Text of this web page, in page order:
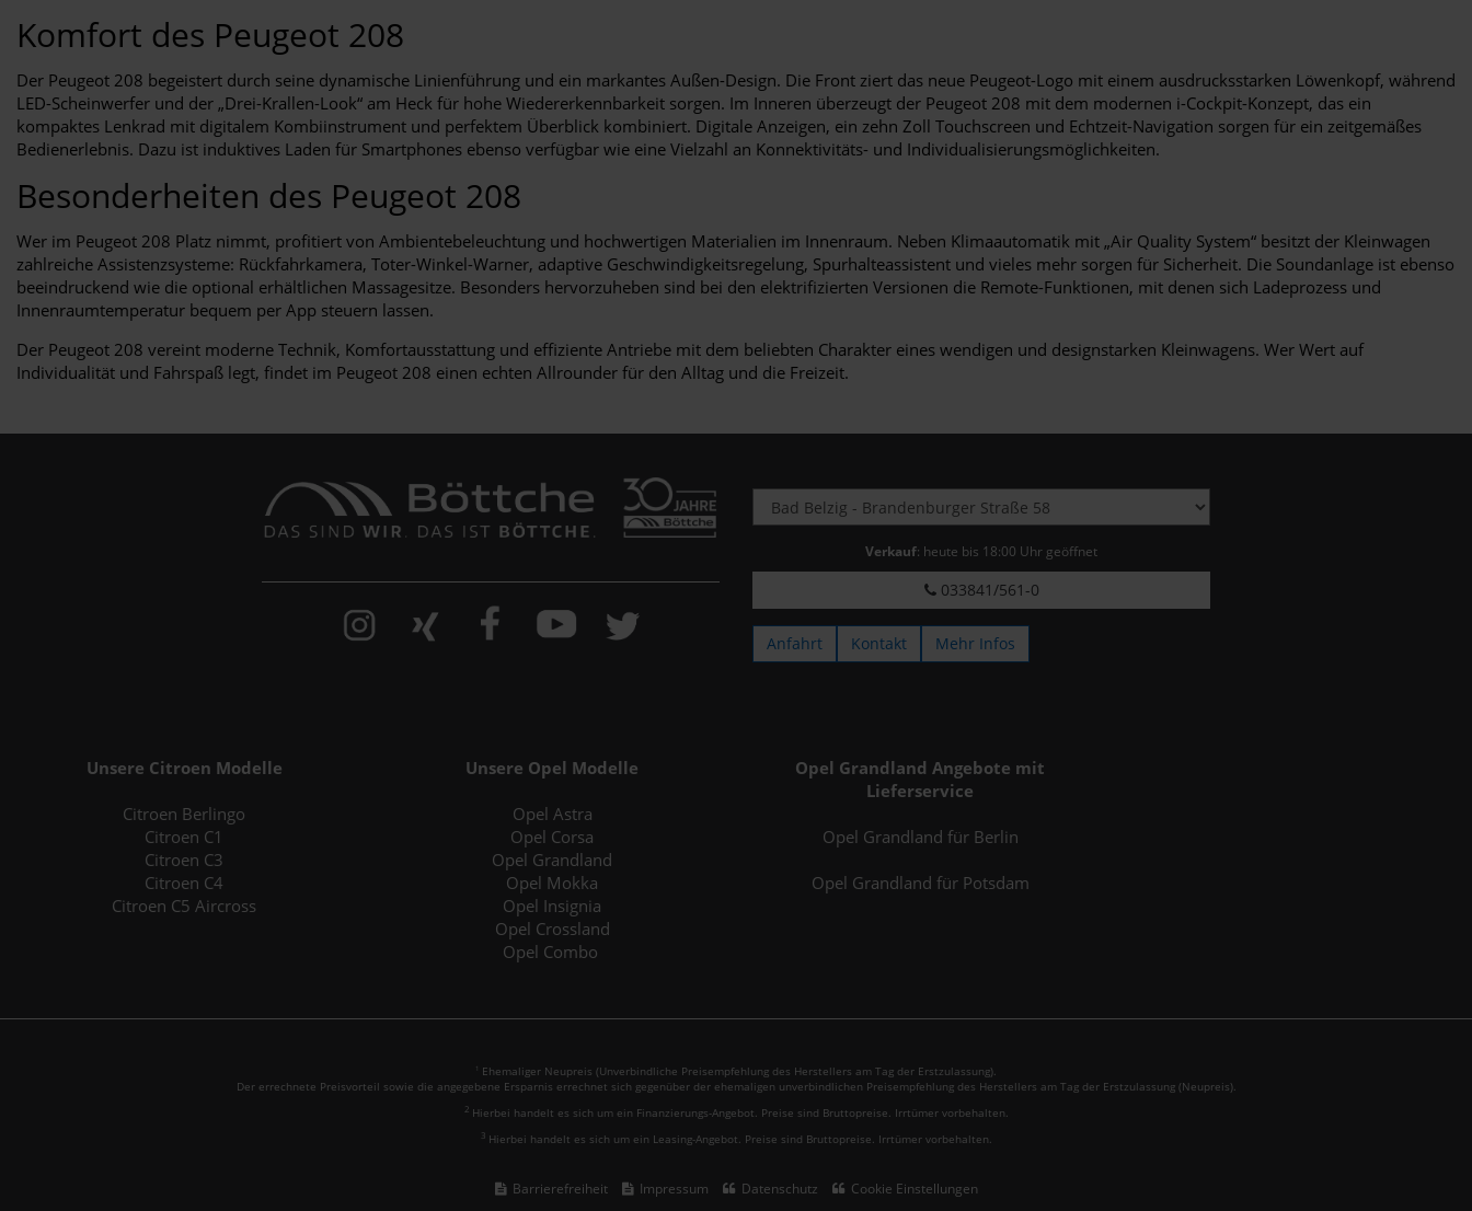
Komfort des Peugeot 208
Der Peugeot 208 begeistert durch seine dynamische Linienführung und ein markantes Außen-Design. Die Front ziert das neue Peugeot-Logo mit einem ausdrucksstarken Löwenkopf, während
LED-Scheinwerfer und der „Drei-Krallen-Look“ am Heck für hohe Wiedererkennbarkeit sorgen. Im Inneren überzeugt der Peugeot 208 mit dem modernen i-Cockpit-Konzept, das ein
kompaktes Lenkrad mit digitalem Kombiinstrument und perfektem Überblick kombiniert. Digitale Anzeigen, ein zehn Zoll Touchscreen und Echtzeit-Navigation sorgen für ein zeitgemäßes
Bedienerlebnis. Dazu ist induktives Laden für Smartphones ebenso verfügbar wie eine Vielzahl an Konnektivitäts- und Individualisierungsmöglichkeiten.
Besonderheiten des Peugeot 208
Wer im Peugeot 208 Platz nimmt, profitiert von Ambientebeleuchtung und hochwertigen Materialien im Innenraum. Neben Klimaautomatik mit „Air Quality System“ besitzt der Kleinwagen
zahlreiche Assistenzsysteme: Rückfahrkamera, Toter-Winkel-Warner, adaptive Geschwindigkeitsregelung, Spurhalteassistent und vieles mehr sorgen für Sicherheit. Die Soundanlage ist ebenso
beeindruckend wie die optional erhältlichen Massagesitze. Besonders hervorzuheben sind bei den elektrifizierten Versionen die Remote-Funktionen, mit denen sich Ladeprozess und
Innenraumtemperatur bequem per App steuern lassen.
Der Peugeot 208 vereint moderne Technik, Komfortausstattung und effiziente Antriebe mit dem beliebten Charakter eines wendigen und designstarken Kleinwagens. Wer Wert auf
Individualität und Fahrspaß legt, findet im Peugeot 208 einen echten Allrounder für den Alltag und die Freizeit.
Verkauf: heute bis 18:00 Uhr geöffnet
033841/561-0
Anfahrt Kontakt Mehr Infos
Unsere Citroen Modelle
Citroen Berlingo
Citroen C1
Citroen C3
Citroen C4
Citroen C5 Aircross
Unsere Opel Modelle
Opel Astra
Opel Corsa
Opel Grandland
Opel Mokka
Opel Insignia
Opel Crossland
Opel Combo
Opel Grandland Angebote mit
Lieferservice
Opel Grandland für Berlin
Opel Grandland für Potsdam
1 Ehemaliger Neupreis (Unverbindliche Preisempfehlung des Herstellers am Tag der Erstzulassung).
Der errechnete Preisvorteil sowie die angegebene Ersparnis errechnet sich gegenüber der ehemaligen unverbindlichen Preisempfehlung des Herstellers am Tag der Erstzulassung (Neupreis).
2 Hierbei handelt es sich um ein Finanzierungs-Angebot. Preise sind Bruttopreise. Irrtümer vorbehalten.
3 Hierbei handelt es sich um ein Leasing-Angebot. Preise sind Bruttopreise. Irrtümer vorbehalten.
Barrierefreiheit Impressum Datenschutz
Cookie Einstellungen